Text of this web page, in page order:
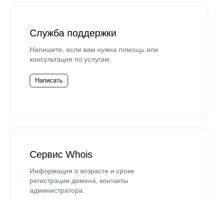
Служба поддержки
Напишите, если вам нужна помощь или
консультация по услугам.
Написать
Сервис Whois
Информация о возрасте и сроке
регистрации домена, контакты
администратора.